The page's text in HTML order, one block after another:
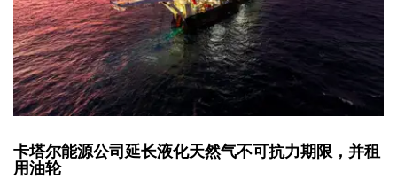
卡塔尔能源公司延长液化天然气不可抗力期限，并租
用油轮